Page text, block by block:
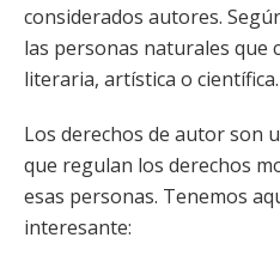
considerados autores.
las personas naturales que
literaria, artística o científica.
Los derechos de autor son
que regulan los derechos
esas personas. Tenemos
interesante: